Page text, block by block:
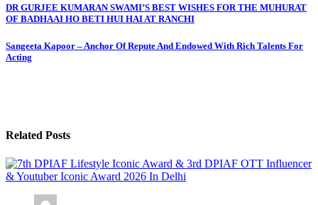
Post
navigation
DR GURJEE KUMARAN SWAMI’S BEST WISHES FOR THE MUHURAT
OF BADHAAI HO BETI HUI HAI AT RANCHI
Sangeeta Kapoor – Anchor Of Repute And Endowed With Rich Talents For
Acting
Related Posts